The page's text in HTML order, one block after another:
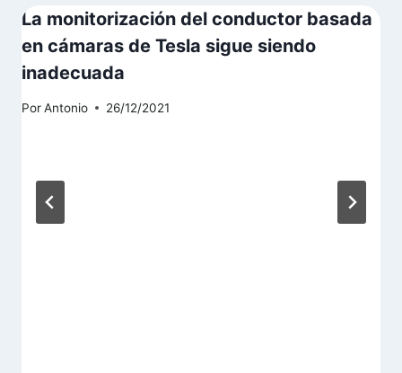
La monitorización del conductor basada
en cámaras de Tesla sigue siendo
inadecuada
PorAntonio 26/12/2021